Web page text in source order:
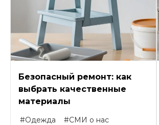
Безопасный ремонт: как
выбрать качественные
материалы
#Одежда
#СМИ о нас